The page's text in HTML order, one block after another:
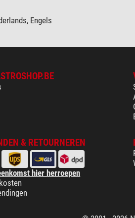
Engels
& RETOURNEREN
hier herroepen